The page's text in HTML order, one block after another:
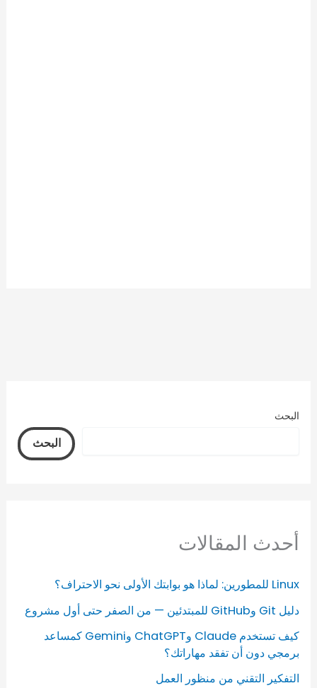
البحث
البحث
أحدث المقالات
Linux للمطورين: لماذا هو بوابتك الأولى نحو الاحتراف؟
دليل Git وGitHub للمبتدئين — من الصفر حتى أول مشروع
كيف تستخدم Claude وChatGPT وGemini كمساعد
برمجي دون أن تفقد مهاراتك؟
التفكير التقني من منظور العمل